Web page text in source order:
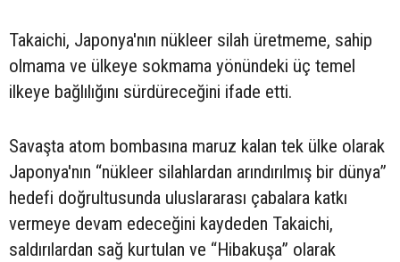
Takaichi, Japonya'nın nükleer silah üretmeme, sahip
olmama ve ülkeye sokmama yönündeki üç temel
ilkeye bağlılığını sürdüreceğini ifade etti.
Savaşta atom bombasına maruz kalan tek ülke olarak
Japonya'nın “nükleer silahlardan arındırılmış bir dünya”
hedefi doğrultusunda uluslararası çabalara katkı
vermeye devam edeceğini kaydeden Takaichi,
saldırılardan sağ kurtulan ve “Hibakuşa” olarak